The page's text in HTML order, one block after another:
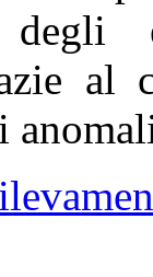
degli
al